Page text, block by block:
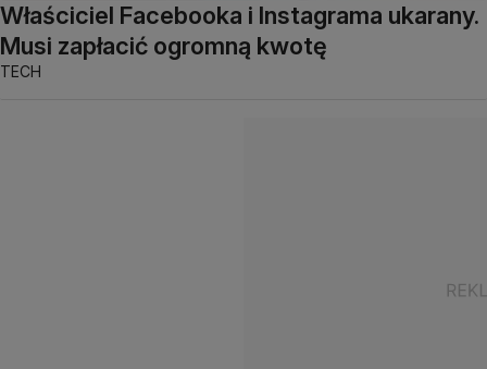
Właściciel Facebooka i Instagrama ukarany.
Musi zapłacić ogromną kwotę
TECH